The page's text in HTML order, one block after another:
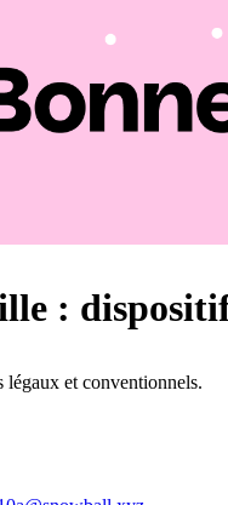
:
légaux et conventionnels.